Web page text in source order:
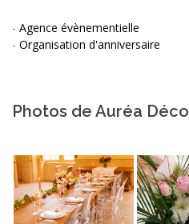
- Agence évènementielle
- Organisation d'anniversaire
Photos de Auréa Déco